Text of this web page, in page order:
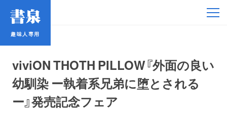
趣味人専用
viviON THOTH PILLOW『外面の良い
幼馴染 ー執着系兄弟に堕とされる
ー』発売記念フェア
趣味人専用